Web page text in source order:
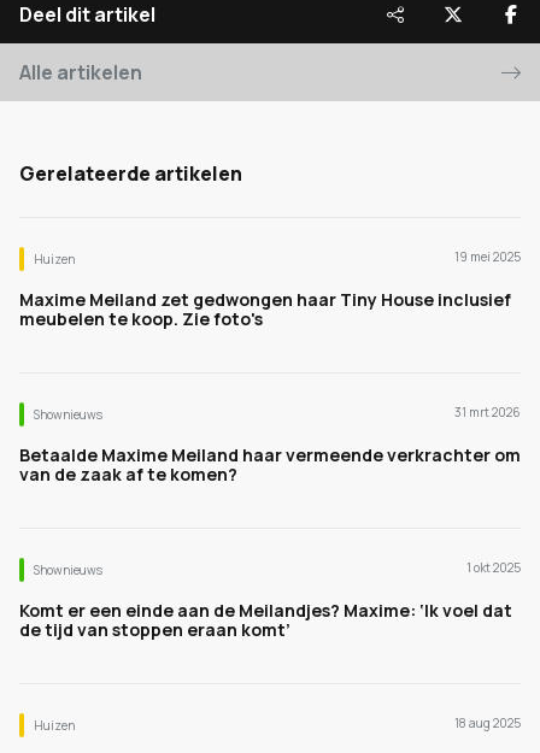
Deel dit artikel
Alle artikelen
Gerelateerde artikelen
Huizen 19 mei 2025
Maxime Meiland zet gedwongen haar Tiny House inclusief
meubelen te koop. Zie foto's
Shownieuws 31 mrt 2026
Betaalde Maxime Meiland haar vermeende verkrachter om
van de zaak af te komen?
Shownieuws 1 okt 2025
Komt er een einde aan de Meilandjes? Maxime: ‘Ik voel dat
de tijd van stoppen eraan komt’
Huizen 18 aug 2025